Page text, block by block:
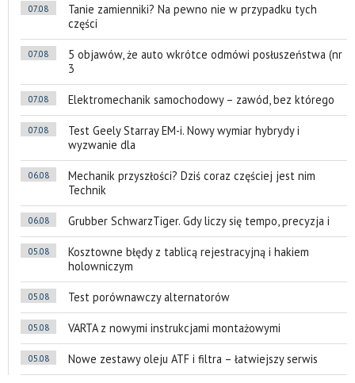
07.08
Tanie zamienniki? Na pewno nie w przypadku tych
części
07.08
5 objawów, że auto wkrótce odmówi posłuszeństwa (nr
3
07.08 Elektromechanik samochodowy – zawód, bez którego
07.08
Test Geely Starray EM-i. Nowy wymiar hybrydy i
wyzwanie dla
06.08
Mechanik przyszłości? Dziś coraz częściej jest nim
Technik
06.08 Grubber SchwarzTiger. Gdy liczy się tempo, precyzja i
05.08
Kosztowne błędy z tablicą rejestracyjną i hakiem
holowniczym
05.08 Test porównawczy alternatorów
05.08 VARTA z nowymi instrukcjami montażowymi
05.08 Nowe zestawy oleju ATF i filtra – łatwiejszy serwis